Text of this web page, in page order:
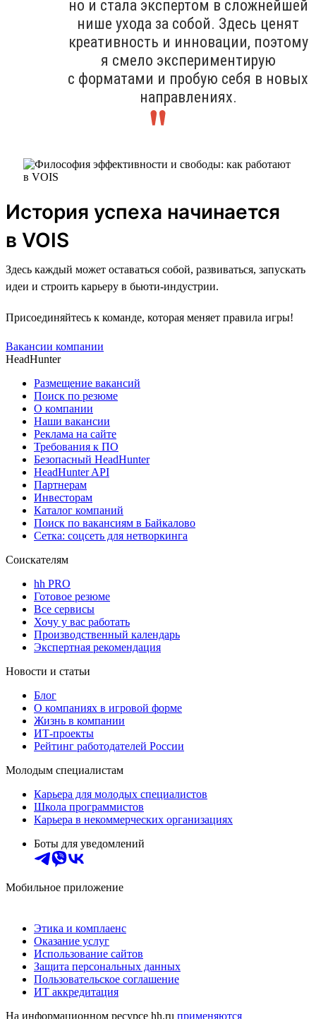
но и стала экспертом в сложнейшей
нише ухода за собой. Здесь ценят
креативность и инновации, поэтому
я смело экспериментирую
с форматами и пробую себя в новых
направлениях.
История успеха начинается
в VOIS
Здесь каждый может оставаться собой, развиваться, запускать
идеи и строить карьеру в бьюти-индустрии.
Присоединяйтесь к команде, которая меняет правила игры!
Вакансии компании
HeadHunter
Размещение вакансий
Поиск по резюме
О компании
Наши вакансии
Реклама на сайте
Требования к ПО
Безопасный HeadHunter
HeadHunter API
Партнерам
Инвесторам
Каталог компаний
Поиск по вакансиям в Байкалово
Сетка: соцсеть для нетворкинга
Соискателям
hh PRO
Готовое резюме
Все сервисы
Хочу у вас работать
Производственный календарь
Экспертная рекомендация
Новости и статьи
Блог
О компаниях в игровой форме
Жизнь в компании
ИТ-проекты
Рейтинг работодателей России
Молодым специалистам
Карьера для молодых специалистов
Школа программистов
Карьера в некоммерческих организациях
Боты для уведомлений
Мобильное приложение
Этика и комплаенс
Оказание услуг
Использование сайтов
Защита персональных данных
Пользовательское соглашение
ИТ аккредитация
На информационном ресурсе hh.ru применяются